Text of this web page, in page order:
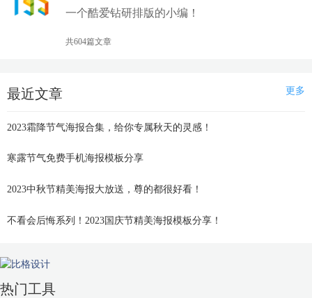
一个酷爱钻研排版的小编！
共604篇文章
最近文章 更多
2023霜降节气海报合集，给你专属秋天的灵感！
寒露节气免费手机海报模板分享
2023中秋节精美海报大放送，尊的都很好看！
不看会后悔系列！2023国庆节精美海报模板分享！
热门工具